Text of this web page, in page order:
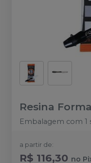
Resina
Embalagem com 1
a partir de:
R$ 116,30 no